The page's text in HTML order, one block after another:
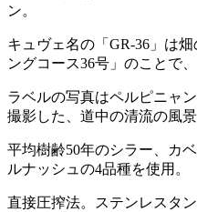
ン。
キュヴェ名の「GR-36」は
ングコース36号」のことで、
ラベルの写真はペルピニャ
撮影した、道中の清流の風
平均樹齢50年のシラー、カ
ルナッシュの4品種を使用。
直接圧搾法。ステンレスタ